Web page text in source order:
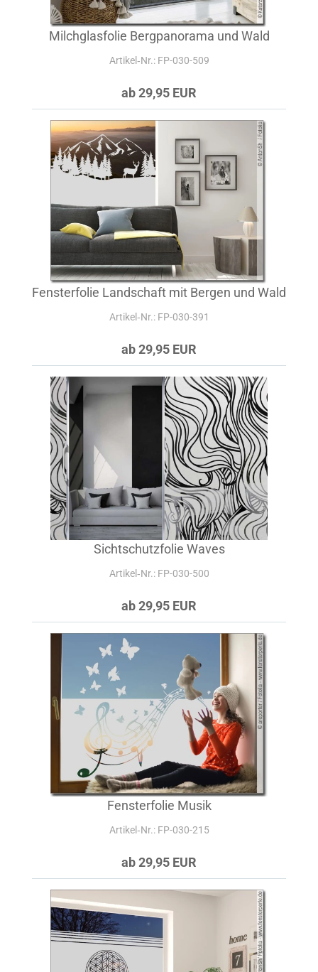
Milchglasfolie Bergpanorama und Wald
Artikel‑Nr.: FP-030-509
ab 29,95 EUR
Fensterfolie Landschaft mit Bergen und Wald
Artikel‑Nr.: FP-030-391
ab 29,95 EUR
Sichtschutzfolie Waves
Artikel‑Nr.: FP-030-500
ab 29,95 EUR
Fensterfolie Musik
Artikel‑Nr.: FP-030-215
ab 29,95 EUR